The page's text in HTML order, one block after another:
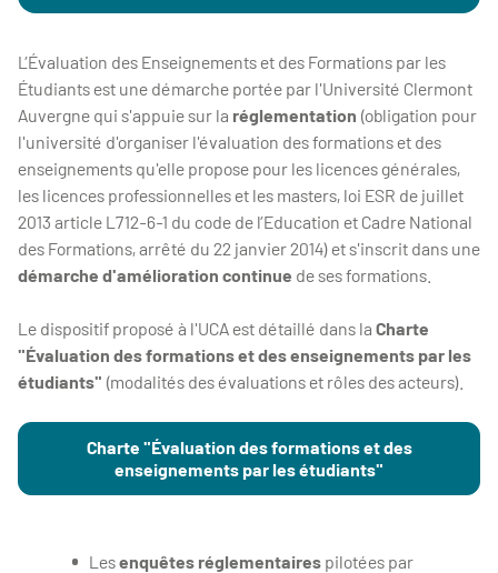
L’Évaluation des Enseignements et des Formations par les
Étudiants est une démarche portée par l'Université Clermont
Auvergne qui s'appuie sur la réglementation (obligation pour
l'université d'organiser l'évaluation des formations et des
enseignements qu'elle propose pour les licences générales,
les licences professionnelles et les masters, loi ESR de juillet
2013 article L712-6-1 du code de l’Education et Cadre National
des Formations, arrêté du 22 janvier 2014) et s'inscrit dans une
démarche d'amélioration continue de ses formations.
Le dispositif proposé à l'UCA est détaillé dans la Charte
"Évaluation des formations et des enseignements par les
étudiants" (modalités des évaluations et rôles des acteurs).
Charte "Évaluation des formations et des
enseignements par les étudiants"
Lesenquêtes réglementaires pilotées par